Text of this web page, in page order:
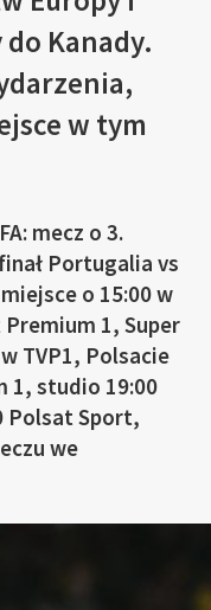
Kanady.
w tym
mecz o 3.
Portugalia vs
o 15:00 w
1, Super
TVP1, Polsacie
1, studio 19:00
Polsat Sport,
we